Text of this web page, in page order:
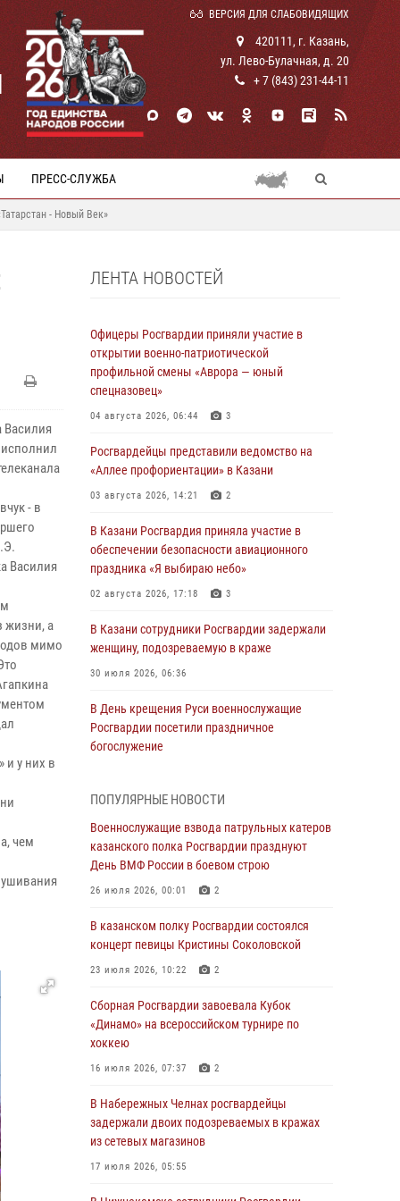
ВЕРСИЯ ДЛЯ СЛАБОВИДЯЩИХ
420111, г. Казань,
ул. Лево-Булачная, д. 20
+ 7 (843) 231-44-11
ПРЕСС-СЛУЖБА
- Новый Век»
Василия
- в
Василия
жизни, а
мимо
и у них в
чем
ЛЕНТА НОВОСТЕЙ
Офицеры Росгвардии приняли участие в
открытии военно-патриотической
профильной смены «Аврора — юный
спецназовец»
04 августа 2026, 06:44 3
Росгвардейцы представили ведомство на
«Аллее профориентации» в Казани
03 августа 2026, 14:21 2
В Казани Росгвардия приняла участие в
обеспечении безопасности авиационного
праздника «Я выбираю небо»
02 августа 2026, 17:18 3
В Казани сотрудники Росгвардии задержали
женщину, подозреваемую в краже
30 июля 2026, 06:36
В День крещения Руси военнослужащие
Росгвардии посетили праздничное
богослужение
Военнослужащие взвода патрульных катеров
казанского полка Росгвардии празднуют
День ВМФ России в боевом строю
26 июля 2026, 00:01 2
«бронзу» в окружном этапе конкурса
профессионального мастерства
24 июля 2026, 15:05 4
В казанском полку Росгвардии состоялся
концерт певицы Кристины Соколовской
23 июля 2026, 10:22
задержали подозреваемого в краже
23 июля 2026, 06:47
В Казани Росгвардия приняла участие в
ПОПУЛЯРНЫЕ НОВОСТИ
Военнослужащие взвода патрульных катеров
казанского полка Росгвардии празднуют
День ВМФ России в боевом строю
26 июля 2026, 00:01 2
В казанском полку Росгвардии состоялся
концерт певицы Кристины Соколовской
23 июля 2026, 10:22 2
Сборная Росгвардии завоевала Кубок
«Динамо» на всероссийском турнире по
хоккею
16 июля 2026, 07:37 2
В Набережных Челнах росгвардейцы
задержали двоих подозреваемых в кражах
из сетевых магазинов
17 июля 2026, 05:55